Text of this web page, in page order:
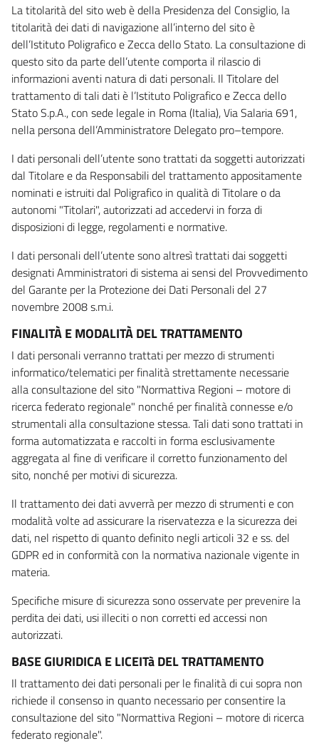
La titolarità del sito web è della Presidenza del Consiglio, la
titolarità dei dati di navigazione all’interno del sito è
dell’Istituto Poligrafico e Zecca dello Stato. La consultazione di
questo sito da parte dell’utente comporta il rilascio di
informazioni aventi natura di dati personali. Il Titolare del
trattamento di tali dati è l’Istituto Poligrafico e Zecca dello
Stato S.p.A., con sede legale in Roma (Italia), Via Salaria 691,
nella persona dell’Amministratore Delegato pro–tempore.
I dati personali dell’utente sono trattati da soggetti autorizzati
dal Titolare e da Responsabili del trattamento appositamente
nominati e istruiti dal Poligrafico in qualità di Titolare o da
autonomi "Titolari", autorizzati ad accedervi in forza di
disposizioni di legge, regolamenti e normative.
I dati personali dell’utente sono altresì trattati dai soggetti
designati Amministratori di sistema ai sensi del Provvedimento
del Garante per la Protezione dei Dati Personali del 27
novembre 2008 s.m.i.
FINALITÀ E MODALITÀ DEL TRATTAMENTO
I dati personali verranno trattati per mezzo di strumenti
informatico/telematici per finalità strettamente necessarie
alla consultazione del sito "Normattiva Regioni – motore di
ricerca federato regionale" nonché per finalità connesse e/o
strumentali alla consultazione stessa. Tali dati sono trattati in
forma automatizzata e raccolti in forma esclusivamente
aggregata al fine di verificare il corretto funzionamento del
sito, nonché per motivi di sicurezza.
Il trattamento dei dati avverrà per mezzo di strumenti e con
modalità volte ad assicurare la riservatezza e la sicurezza dei
dati, nel rispetto di quanto definito negli articoli 32 e ss. del
GDPR ed in conformità con la normativa nazionale vigente in
materia.
Specifiche misure di sicurezza sono osservate per prevenire la
perdita dei dati, usi illeciti o non corretti ed accessi non
autorizzati.
BASE GIURIDICA E LICEITà DEL TRATTAMENTO
Il trattamento dei dati personali per le finalità di cui sopra non
richiede il consenso in quanto necessario per consentire la
consultazione del sito "Normattiva Regioni – motore di ricerca
federato regionale".